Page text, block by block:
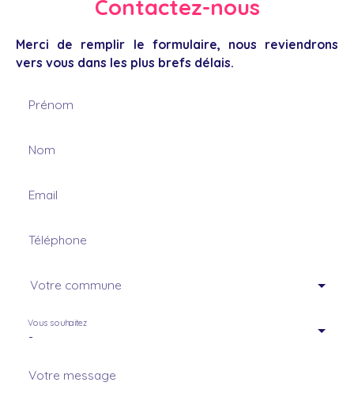
Contactez-nous
Merci de remplir le formulaire, nous reviendrons
vers vous dans les plus brefs délais.
Prénom
Nom
Email
Téléphone
Votre commune
-
Vous souhaitez
Votre message